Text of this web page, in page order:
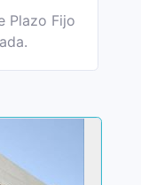
Plazo Fijo